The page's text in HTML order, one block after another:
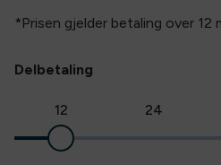
• Inngravering av ett navn
• Montering etter forskriftene
*Prisen gjelder betaling over 12
Delbetaling
12 24